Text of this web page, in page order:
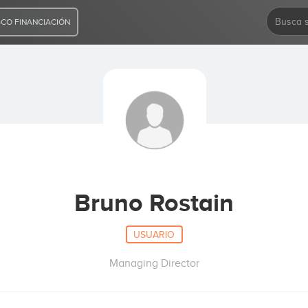
FINANCIACIÓN
Bruno Rostain
USUARIO
Managing Director